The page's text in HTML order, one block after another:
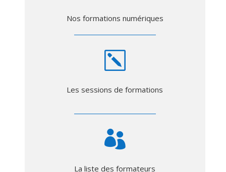
Nos formations numériques
k
Les sessions de formations

La liste des formateurs